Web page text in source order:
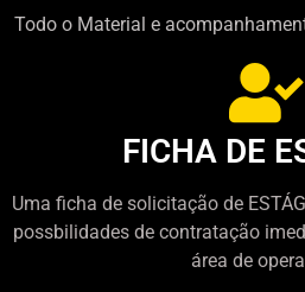
Todo o Material e
FICHA DE
Uma ficha de solicitação de
possbilidades de contratação
área de